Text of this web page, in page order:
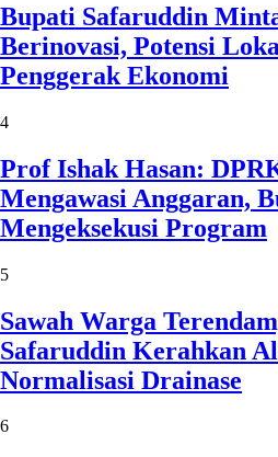
Bupati Safaruddin
Berinovasi, Potensi
Penggerak Ekonomi
4
Prof Ishak Hasan:
Mengawasi Anggaran,
Mengeksekusi Program
5
Sawah Warga
Safaruddin Kerahkan
Normalisasi Drainase
6